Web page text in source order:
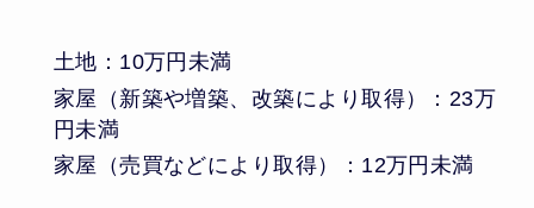
土地：10万円未満
家屋（新築や増築、改築により取得）：23万
円未満
家屋（売買などにより取得）：12万円未満